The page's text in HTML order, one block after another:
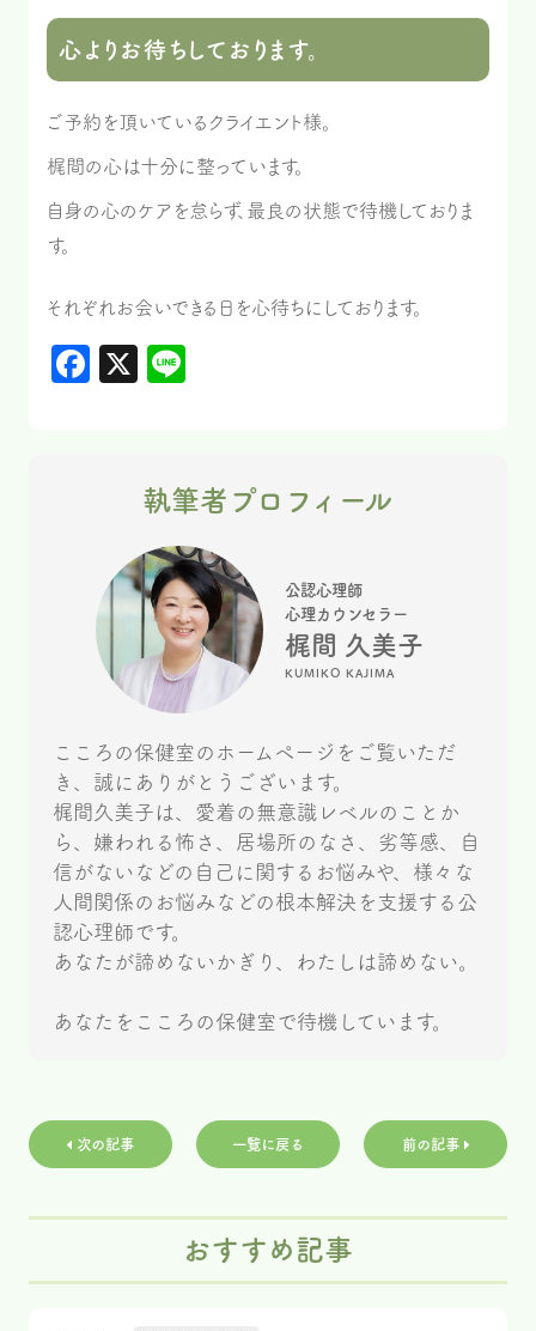
心よりお待ちしております。
ご予約を頂いているクライエント様。
梶間の心は十分に整っています。
自身の心のケアを怠らず、最良の状態で待機しておりま
す。
それぞれお会いできる日を心待ちにしております。
Facebook
X
執筆者プロフィール
公認心理師
心理カウンセラー
梶間 久美子
KUMIKO KAJIMA
こころの保健室のホームページをご覧いただ
き、誠にありがとうございます。
梶間久美子は、愛着の無意識レベルのことか
ら、嫌われる怖さ、居場所のなさ、劣等感、自
信がないなどの自己に関するお悩みや、様々な
人間関係のお悩みなどの根本解決を支援する公
認心理師です。
あなたが諦めないかぎり、わたしは諦めない。
あなたをこころの保健室で待機しています。
次の記事 一覧に戻る 前の記事
おすすめ記事